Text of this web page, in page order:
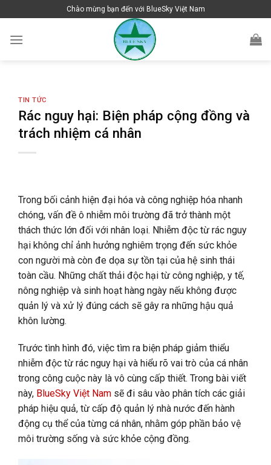
to
content
Chào mừng bạn đến với BlueSky Việt Nam
TIN TỨC
Rác nguy hại: Biện pháp cộng đồng và
trách nhiệm cá nhân
Trong bối cảnh hiện đại hóa và công nghiệp hóa nhanh
chóng, vấn đề ô nhiễm môi trường đã trở thành một
thách thức lớn đối với nhân loại. Nhiễm độc từ rác nguy
hại không chỉ ảnh hưởng nghiêm trọng đến sức khỏe
con người mà còn đe dọa sự tồn tại của hệ sinh thái
toàn cầu. Những chất thải độc hại từ công nghiệp, y tế,
nông nghiệp và sinh hoạt hàng ngày nếu không được
quản lý và xử lý đúng cách sẽ gây ra những hậu quả
khôn lường.
Trước tình hình đó, việc tìm ra biện pháp giảm thiểu
nhiễm độc từ rác nguy hại và hiểu rõ vai trò của cá nhân
trong công cuộc này là vô cùng cấp thiết. Trong bài viết
này, BlueSky Việt Nam sẽ đi sâu vào phân tích các giải
pháp hiệu quả, từ cấp độ quản lý nhà nước đến hành
động cụ thể của từng cá nhân, nhằm góp phần bảo vệ
môi trường sống và sức khỏe cộng đồng.